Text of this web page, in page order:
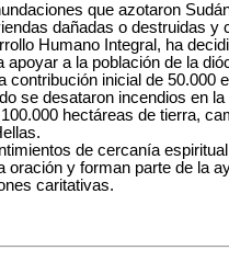
que azotaron
dañadas o destruidas
Humano Integral, ha
a la población de la
inicial de 50.000
se desataron incendios en
hectáreas de tierra,
de cercanía
y forman parte de la
caritativas.